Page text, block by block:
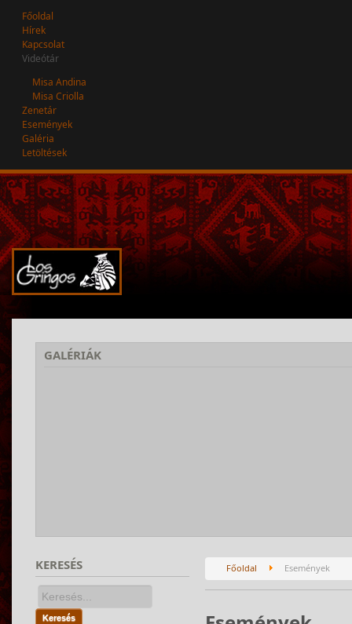
Főoldal
Hírek
Kapcsolat
Videótár
Misa Andina
Misa Criolla
Zenetár
Események
Galéria
Letöltések
GALÉRIÁK
Főoldal Események
KERESÉS
Keresés